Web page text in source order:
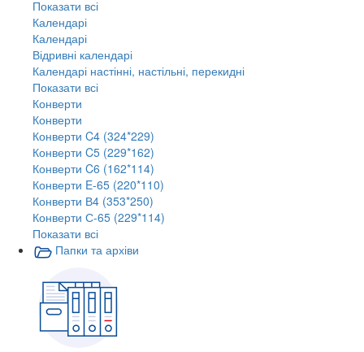
Показати всі
Календарі
Календарі
Відривні календарі
Календарі настінні, настільні, перекидні
Показати всі
Конверти
Конверти
Конверти C4 (324*229)
Конверти C5 (229*162)
Конверти C6 (162*114)
Конверти E-65 (220*110)
Конверти В4 (353*250)
Конверти С-65 (229*114)
Показати всі
Папки та архіви